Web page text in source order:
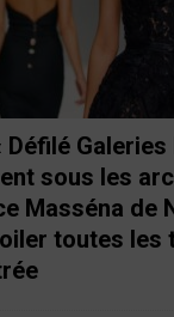
Défilé
sous les
Masséna de
toutes les